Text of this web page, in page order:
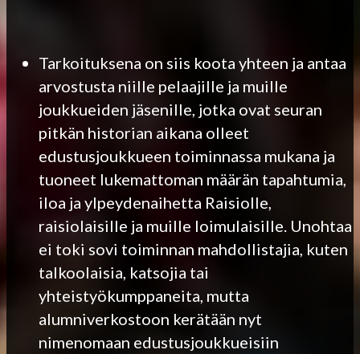
Tarkoituksena on siis koota yhteen ja antaa
arvostusta niille pelaajille ja muille
joukkueiden jäsenille, jotka ovat seuran
pitkän historian aikana olleet
edustusjoukkueen toiminnassa mukana ja
tuoneet lukemattoman määrän tapahtumia,
iloa ja ylpeydenaihetta Raisiolle,
raisiolaisille ja muille loimulaisille. Unohtaa
ei toki sovi toiminnan mahdollistajia, kuten
talkoolaisia, katsojia tai
yhteistyökumppaneita, mutta
alumniverkostoon kerätään nyt
nimenomaan edustusjoukkueisiin